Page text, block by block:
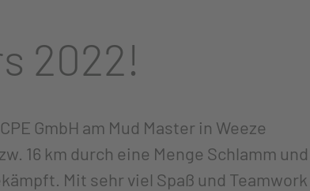
2022!
GmbH am Mud Master in Weeze
16 km durch eine Menge Schlamm und
Mit sehr viel Spaß und Teamwork